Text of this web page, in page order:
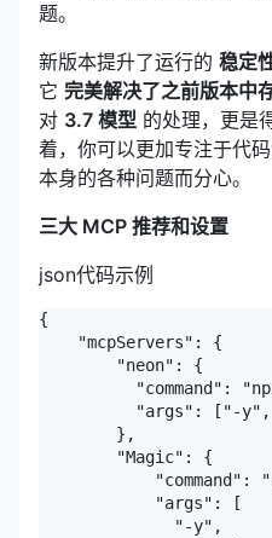
题。
新版本提升了运行的 稳定
它 完美解决了之前版本中
对 3.7 模型 的处理，更是
着，你可以更加专注于代
本身的各种问题而分心。
三大 MCP 推荐和设置
json代码示例
{
"mcpServers": {
"neon": {
"command":
"args": ["-y",
},
"Magic": {
"command":
"args": [
"-y",